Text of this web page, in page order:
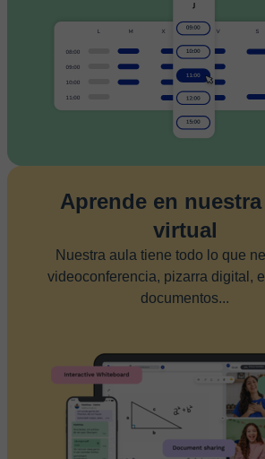
Aprende en
virtual
Nuestra aula tiene todo lo que
videoconferencia, pizarra digital,
documentos...